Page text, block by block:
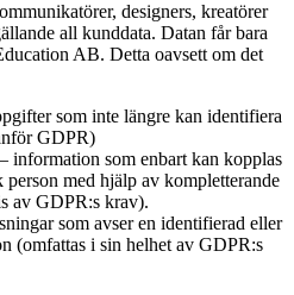
designers, kreatörer
all kunddata. Datan får bara
AB. Detta oavsett om det
som inte längre kan identifiera
GDPR)
information som enbart kan kopplas
med hjälp av kompletterande
av GDPR:s krav).
som avser en identifierad eller
(omfattas i sin helhet av GDPR:s